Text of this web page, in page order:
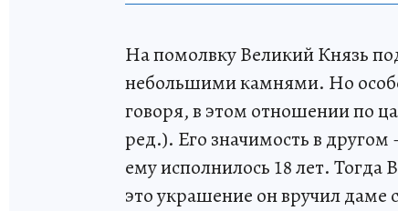
На помолвку Великий Князь
небольшими камнями. Но
говоря, в этом отношении по
ред.). Его значимость в другом
ему исполнилось 18 лет.
это украшение он вручил даме